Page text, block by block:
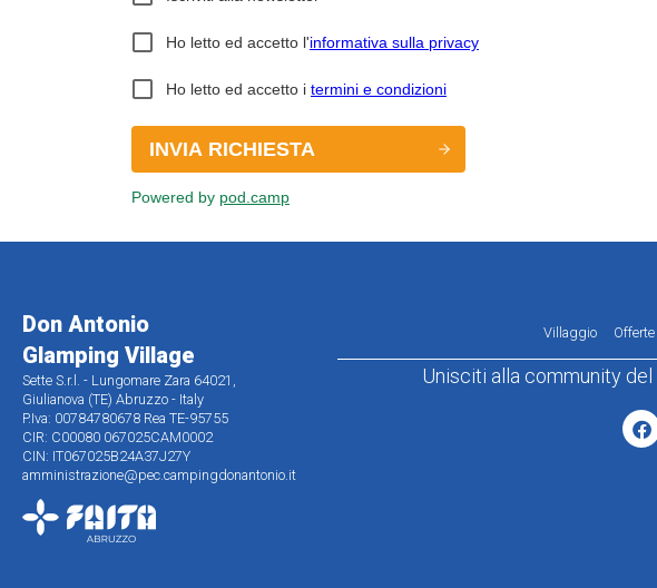
Don Antonio
Glamping Village
Sette S.r.l. - Lungomare Zara 64021,
Giulianova (TE) Abruzzo - Italy
P.Iva: 00784780678 Rea TE-95755
CIR: C00080 067025CAM0002
CIN: IT067025B24A37J27Y
amministrazione@pec.campingdonantonio.it
Villaggio Offerte
Unisciti alla community del